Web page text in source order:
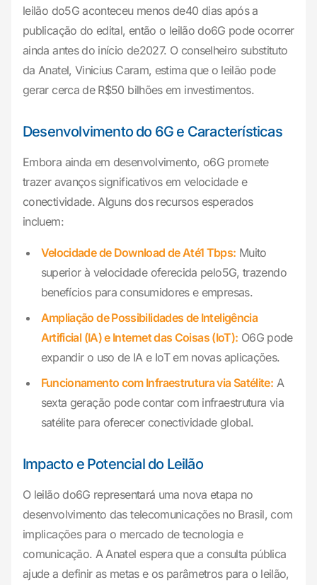
leilão do5G aconteceu menos de40 dias após a
publicação do edital, então o leilão do6G pode ocorrer
ainda antes do início de2027. O conselheiro substituto
da Anatel, Vinicius Caram, estima que o leilão pode
gerar cerca de R$50 bilhões em investimentos.
Desenvolvimento do 6G e Características
Embora ainda em desenvolvimento, o6G promete
trazer avanços significativos em velocidade e
conectividade. Alguns dos recursos esperados
incluem:
Velocidade de Download de Até1 Tbps: Muito
superior à velocidade oferecida pelo5G, trazendo
benefícios para consumidores e empresas.
Ampliação de Possibilidades de Inteligência
Artificial (IA) e Internet das Coisas (IoT): O6G pode
expandir o uso de IA e IoT em novas aplicações.
Funcionamento com Infraestrutura via Satélite: A
sexta geração pode contar com infraestrutura via
satélite para oferecer conectividade global.
Impacto e Potencial do Leilão
O leilão do6G representará uma nova etapa no
desenvolvimento das telecomunicações no Brasil, com
implicações para o mercado de tecnologia e
comunicação. A Anatel espera que a consulta pública
ajude a definir as metas e os parâmetros para o leilão,